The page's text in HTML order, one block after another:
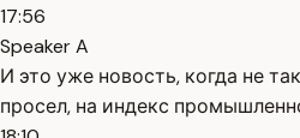
17:56
Speaker A
И это уже новость, когда не
просел, на индекс